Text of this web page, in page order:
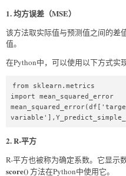
1. 均方误差（MSE）
该方法取实际值与预测值之间的差
值。
在Python中，可以使用以下方式实现
from sklearn.metrics
import mean_squared_error
2. R-平方
R-平方也被称为确定系数。它显示
score() 方法在Python中使用它。